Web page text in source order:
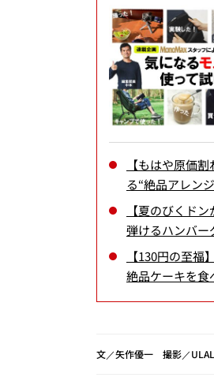
【もはや原価
る“絶品アレン
【夏のびくド
弾けるハンバー
【130円の至
絶品ケーキを食
文／矢作優一 撮影／